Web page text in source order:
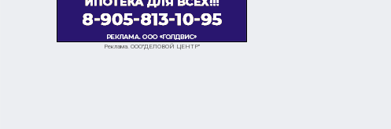
Реклама. ООО"ДЕЛОВОЙ ЦЕНТР"